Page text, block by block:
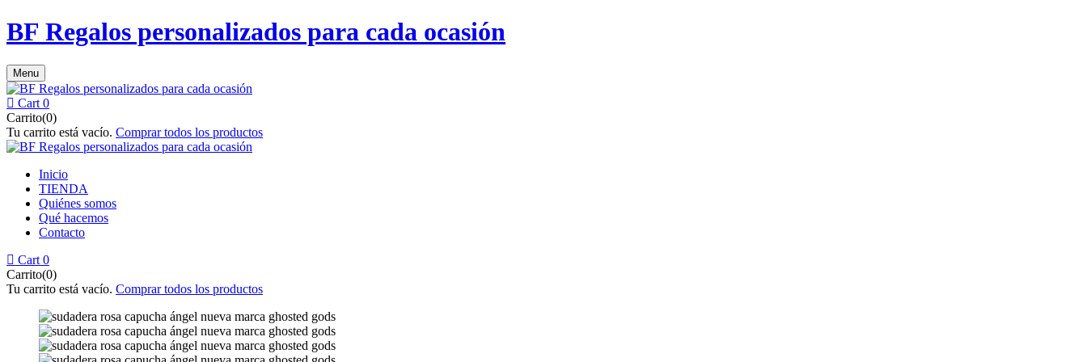
BF Regalos personalizados para cada ocasión
Menu
Cart 0
Carrito(0)
Tu carrito está vacío. Comprar todos los productos
Inicio
TIENDA
Quiénes somos
Qué hacemos
Contacto
Cart 0
Carrito(0)
Tu carrito está vacío. Comprar todos los productos